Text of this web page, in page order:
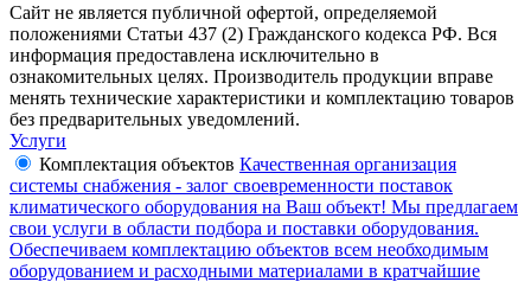
Сайт не является публичной офертой, определяемой
положениями Статьи 437 (2) Гражданского кодекса РФ. Вся
информация предоставлена исключительно в
ознакомительных целях. Производитель продукции вправе
менять технические характеристики и комплектацию товаров
без предварительных уведомлений.
Услуги
Комплектация объектов Качественная организация
системы снабжения - залог своевременности поставок
климатического оборудования на Ваш объект! Мы предлагаем
свои услуги в области подбора и поставки оборудования.
Обеспечиваем комплектацию объектов всем необходимым
оборудованием и расходными материалами в кратчайшие